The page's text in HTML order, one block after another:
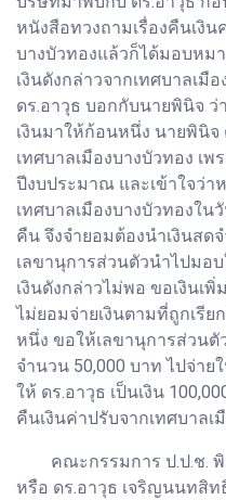
หนังสือทวงถามเรื่องคืนเงิน
บางบัวทองแล้วก็ได้มอบหม
เงินดังกล่าวจากเทศบาลเมื
ดร.อาวุธ บอกกับนายพินิจ ว่
เงินมาให้ก้อนหนึ่ง นายพินิจ
เทศบาลเมืองบางบัวทอง เ
ปีงบประมาณ และเข้าใจว่า
เทศบาลเมืองบางบัวทองใน
คืน จึงจำยอมต้องนำเงินสด
เลขานุการส่วนตัวนำไปมอ
เงินดังกล่าวไม่พอ ขอเงินเ
ไม่ยอมจ่ายเงินตามที่ถูกเรี
หนึ่ง ขอให้เลขานุการส่วนตั
จำนวน 50,000 บาท ไปจ่า
ให้ ดร.อาวุธ เป็นเงิน
คืนเงินค่าปรับจากเทศบาลเ
คณะกรรมการ ป.ป.ช. พิ
หรือ ดร.อาวุธ เจริญนนทสิ